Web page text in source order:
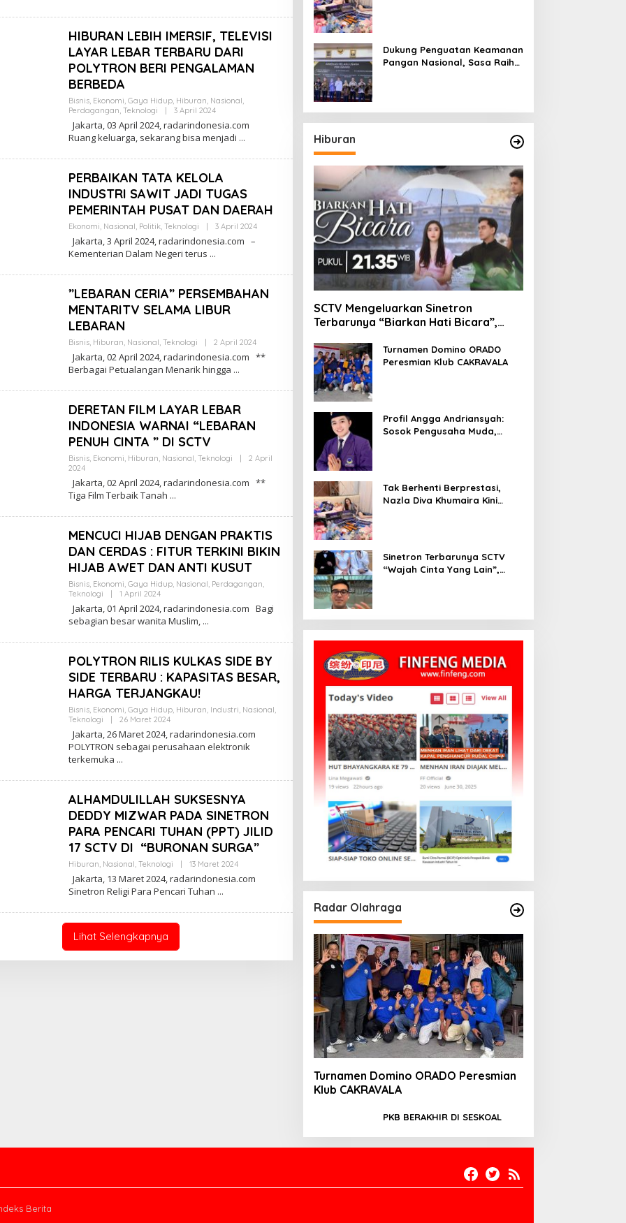
D
K
I
HIBURAN LEBIH IMERSIF, TELEVISI
LAYAR LEBAR TERBARU DARI
POLYTRON BERI PENGALAMAN
BERBEDA
Bisnis, Ekonomi, Gaya Hidup, Hiburan, Nasional,
Perdagangan, Teknologi 3 April 2024O
E
H
E
A
K
S
I
Jakarta, 03 April 2024, radarindonesia.com
Ruang keluarga, sekarang bisa menjadi
PERBAIKAN TATA KELOLA
INDUSTRI SAWIT JADI TUGAS
PEMERINTAH PUSAT DAN DAERAH
Ekonomi, Nasional, Politik, Teknologi 3 April 2024O
E
A
Jakarta, 3 April 2024, radarindonesia.com –
Kementerian Dalam Negeri terus
”LEBARAN CERIA” PERSEMBAHAN
MENTARITV SELAMA LIBUR
LEBARAN
Bisnis, Hiburan, Nasional, Teknologi 2 April 2024O
L
E
Jakarta, 02 April 2024, radarindonesia.com **
Berbagai Petualangan Menarik hingga
DERETAN FILM LAYAR LEBAR
INDONESIA WARNAI “LEBARAN
PENUH CINTA ” DI SCTV
Bisnis, Ekonomi, Hiburan, Nasional, Teknologi
2 April
2024O
E
H
E
A
K
S
I
Jakarta, 02 April 2024, radarindonesia.com **
Tiga Film Terbaik Tanah
MENCUCI HIJAB DENGAN PRAKTIS
DAN CERDAS : FITUR TERKINI BIKIN
HIJAB AWET DAN ANTI KUSUT
Bisnis, Ekonomi, Gaya Hidup, Nasional, Perdagangan,
Teknologi
1 April 2024O
E
H
E
A
S
I
Jakarta, 01 April 2024, radarindonesia.com Bagi
sebagian besar wanita Muslim,
POLYTRON RILIS KULKAS SIDE BY
SIDE TERBARU : KAPASITAS BESAR,
HARGA TERJANGKAU!
Bisnis, Ekonomi, Gaya Hidup, Hiburan, Industri, Nasional,
Teknologi
26 Maret 2024O
E
H
D
I
Jakarta, 26 Maret 2024, radarindonesia.com
POLYTRON sebagai perusahaan elektronik
terkemuka
ALHAMDULILLAH SUKSESNYA
DEDDY MIZWAR PADA SINETRON
PARA PENCARI TUHAN (PPT) JILID
17 SCTV DI “BURONAN SURGA”
Hiburan, Nasional, Teknologi 13 Maret 2024O
E
E
I
Jakarta, 13 Maret 2024, radarindonesia.com
Sinetron Religi Para Pencari Tuhan
Lihat Selengkapnya
Dukung Penguatan Keamanan
Pangan Nasional, Sasa Raih
Hiburan
SCTV Mengeluarkan Sinetron
Terbarunya “Biarkan Hati Bicara”,
Azof, Rendi JohnTurnamen Domino ORADO
Peresmian Klub CAKRAVALA
Profil Angga Andriansyah:
Sosok Pengusaha Muda,
Tak Berhenti Berprestasi,
Nazla Diva Khumaira Kini
Sinetron Terbarunya SCTV
“Wajah Cinta Yang Lain”,
Radar Olahraga
Turnamen Domino ORADO Peresmian
Klub CAKRAVALA
PKB BERAKHIR DI SESKOAL
Berita